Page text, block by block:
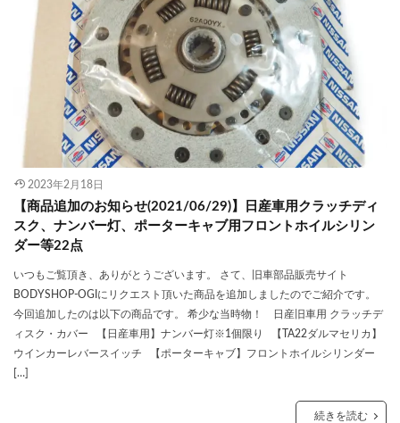
2023年2月18日
【商品追加のお知らせ(2021/06/29)】日産車用クラッチディ
スク、ナンバー灯、ポーターキャブ用フロントホイルシリン
ダー等22点
いつもご覧頂き、ありがとうございます。 さて、旧車部品販売サイト
BODYSHOP-OGIにリクエスト頂いた商品を追加しましたのでご紹介です。
今回追加したのは以下の商品です。 希少な当時物！ 日産旧車用 クラッチデ
ィスク・カバー 【日産車用】ナンバー灯※1個限り 【TA22ダルマセリカ】
ウインカーレバースイッチ 【ポーターキャブ】フロントホイルシリンダー
[…]
続きを読む